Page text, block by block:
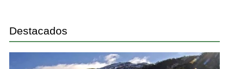
Destacados